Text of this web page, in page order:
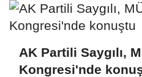
AK Partili Saygılı,
Kongresi'nde